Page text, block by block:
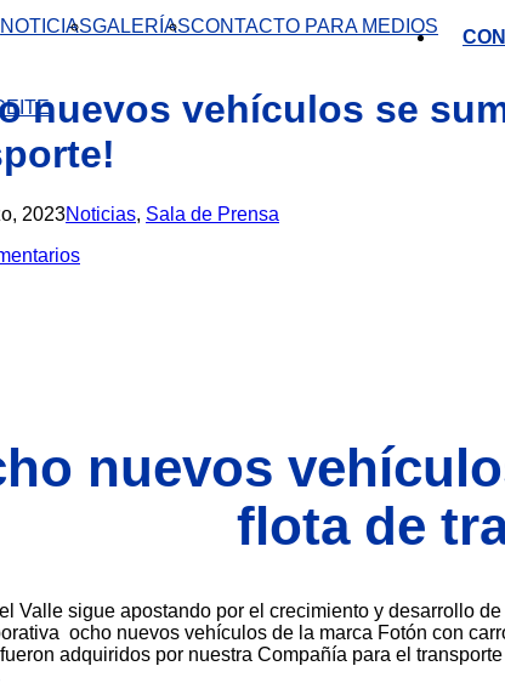
NOTICIASGALERÍASCONTACTO PARA MEDIOS
nuevos vehículos se
2023Noticias, Sala de Prensa
nuevos
flota de
Valle sigue apostando por el crecimiento y desarrollo de
ocho nuevos vehículos de la marca Fotón con
adquiridos por nuestra Compañía para el